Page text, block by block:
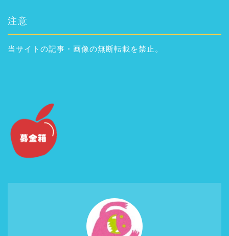
注意
当サイトの記事・画像の無断転載を禁止。